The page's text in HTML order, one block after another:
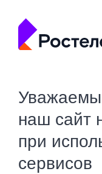
наш сайт
при
сервисов